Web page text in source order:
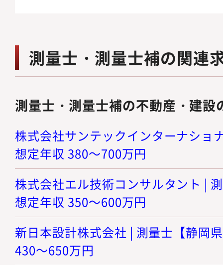
測量士・測量士補の関連
測量士・測量士補の不動産・建設
株式会社サンテックインターナショ
想定年収 380～700万円
株式会社エル技術コンサルタント |
想定年収 350～600万円
新日本設計株式会社 | 測量士【静岡
430～650万円